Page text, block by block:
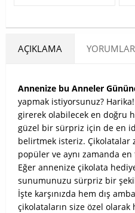
AÇIKLAMA
Annenize bu Anneler
yapmak istiyorsunuz?
girerek olabilecek en doğru
güzel bir sürpriz için de en
belirtmek isteriz. Çikolatalar
popüler ve aynı zamanda
Eğer annenize çikolata
sunumunuzu sürpriz bir
İşte karşınızda hem dış
çikolataların size özel olarak